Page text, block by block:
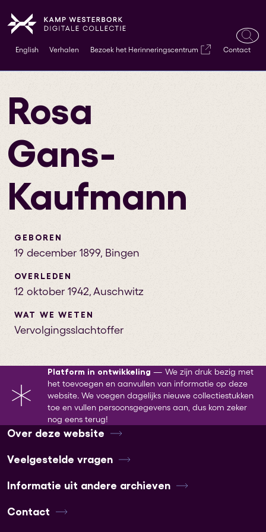
English Verhalen Bezoek het Herinneringscentrum Contact
Rosa
Gans-
Kaufmann
GEBOREN
19 december 1899, Bingen
OVERLEDEN
12 oktober 1942, Auschwitz
WAT WE WETEN
Vervolgingsslachtoffer
Platform in ontwikkeling — We zijn druk bezig met
het toevoegen en aanvullen van informatie op deze
website. We voegen dagelijks nieuwe collectiestukken
toe en vullen persoonsgegevens aan, dus kom zeker
nog eens terug!
Over deze website
Veelgestelde vragen
Informatie uit andere archieven
Contact